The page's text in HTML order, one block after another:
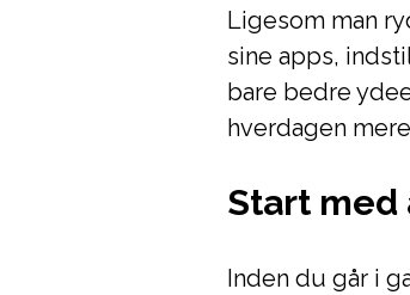
Ligesom man
sine apps,
bare bedre
hverdagen
Start med
Inden du går i